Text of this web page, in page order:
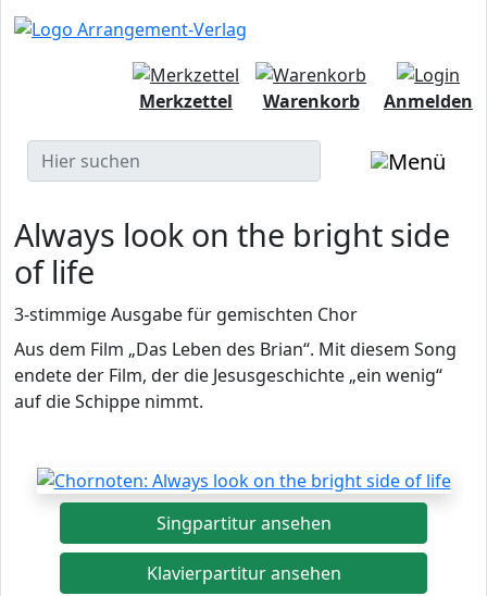
Anmelden
Warenkorb
Merkzettel
Always look on the bright side
of life
3-stimmige Ausgabe für gemischten Chor
Aus dem Film „Das Leben des Brian“. Mit diesem Song
endete der Film, der die Jesusgeschichte „ein wenig“
auf die Schippe nimmt.
Singpartitur ansehen
Klavierpartitur ansehen